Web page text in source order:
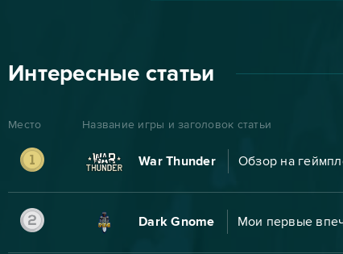
Интересные статьи
Место Название игры и заголовок статьи
War Thunder Обзор на
Dark Gnome Мои первые